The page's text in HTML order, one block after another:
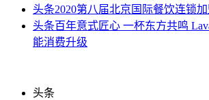
头条2020第八届北京国际餐饮连锁
头条百年意式匠心 一杯东方共鸣
能消费升级
头条